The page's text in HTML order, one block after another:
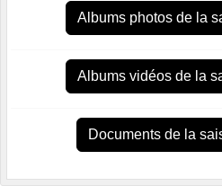
Albums photos de la
Albums vidéos de la
Documents de la